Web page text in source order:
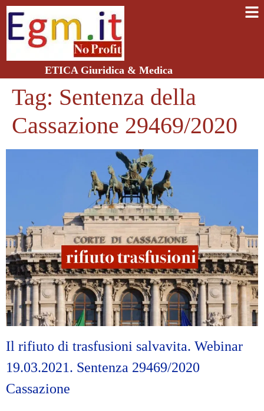
ETICA Giuridica & Medica
Tag: Sentenza della
Cassazione 29469/2020
Il rifiuto di trasfusioni salvavita. Webinar
19.03.2021. Sentenza 29469/2020
Cassazione